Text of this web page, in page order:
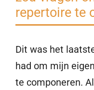
repertoire te
Dit was het
had om mijn
te componeren.